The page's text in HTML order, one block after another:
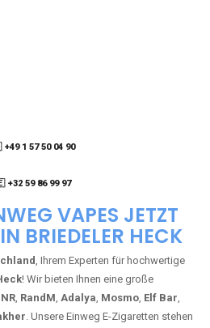
1 57 50 04 90
59 86 99 97
VAPES JETZT
BRIEDELER HECK
, Ihrem Experten für hochwertige
! Wir bieten Ihnen eine große
, RandM, Adalya, Mosmo, Elf Bar,
. Unsere Einweg E-Zigaretten stehen